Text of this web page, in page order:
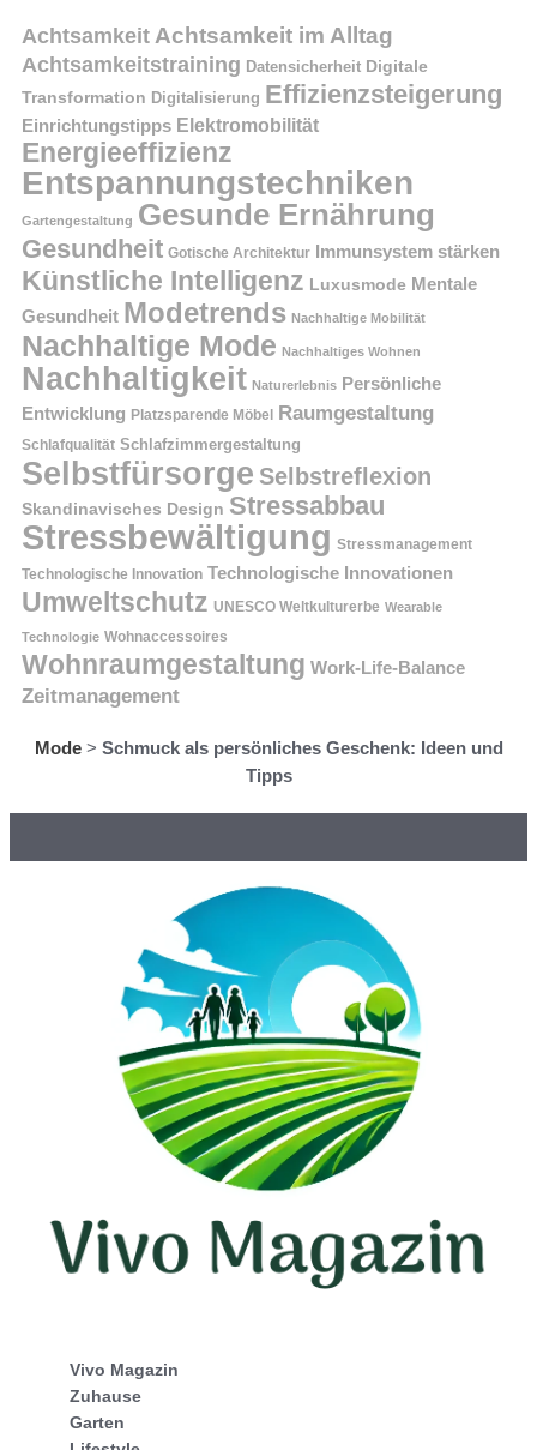
Achtsamkeit Achtsamkeit im Alltag
Achtsamkeitstraining Datensicherheit Digitale
Transformation Digitalisierung Effizienzsteigerung
Einrichtungstipps Elektromobilität
Energieeffizienz
Entspannungstechniken
Gartengestaltung Gesunde Ernährung
Gesundheit Gotische Architektur Immunsystem stärken
Künstliche Intelligenz Luxusmode Mentale
Gesundheit Modetrends Nachhaltige Mobilität
Nachhaltige Mode Nachhaltiges Wohnen
Nachhaltigkeit Naturerlebnis Persönliche
Entwicklung Platzsparende Möbel Raumgestaltung
Schlafqualität Schlafzimmergestaltung
Selbstfürsorge Selbstreflexion
Skandinavisches Design Stressabbau
Stressbewältigung Stressmanagement
Technologische Innovation Technologische Innovationen
Umweltschutz UNESCO Weltkulturerbe Wearable
Technologie Wohnaccessoires
Wohnraumgestaltung Work-Life-Balance
Zeitmanagement
Mode> Schmuck als persönliches Geschenk: Ideen und
Tipps
Vivo Magazin
Zuhause
Garten